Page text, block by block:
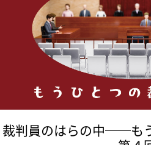
裁判員のはらの中──も